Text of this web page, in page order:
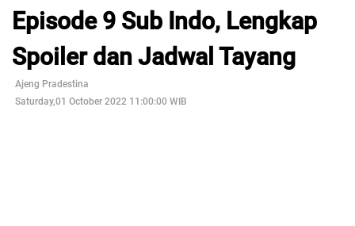
Episode 9 Sub Indo, Lengkap
Spoiler dan Jadwal Tayang
Ajeng Pradestina
Saturday,01 October 2022 11:00:00 WIB